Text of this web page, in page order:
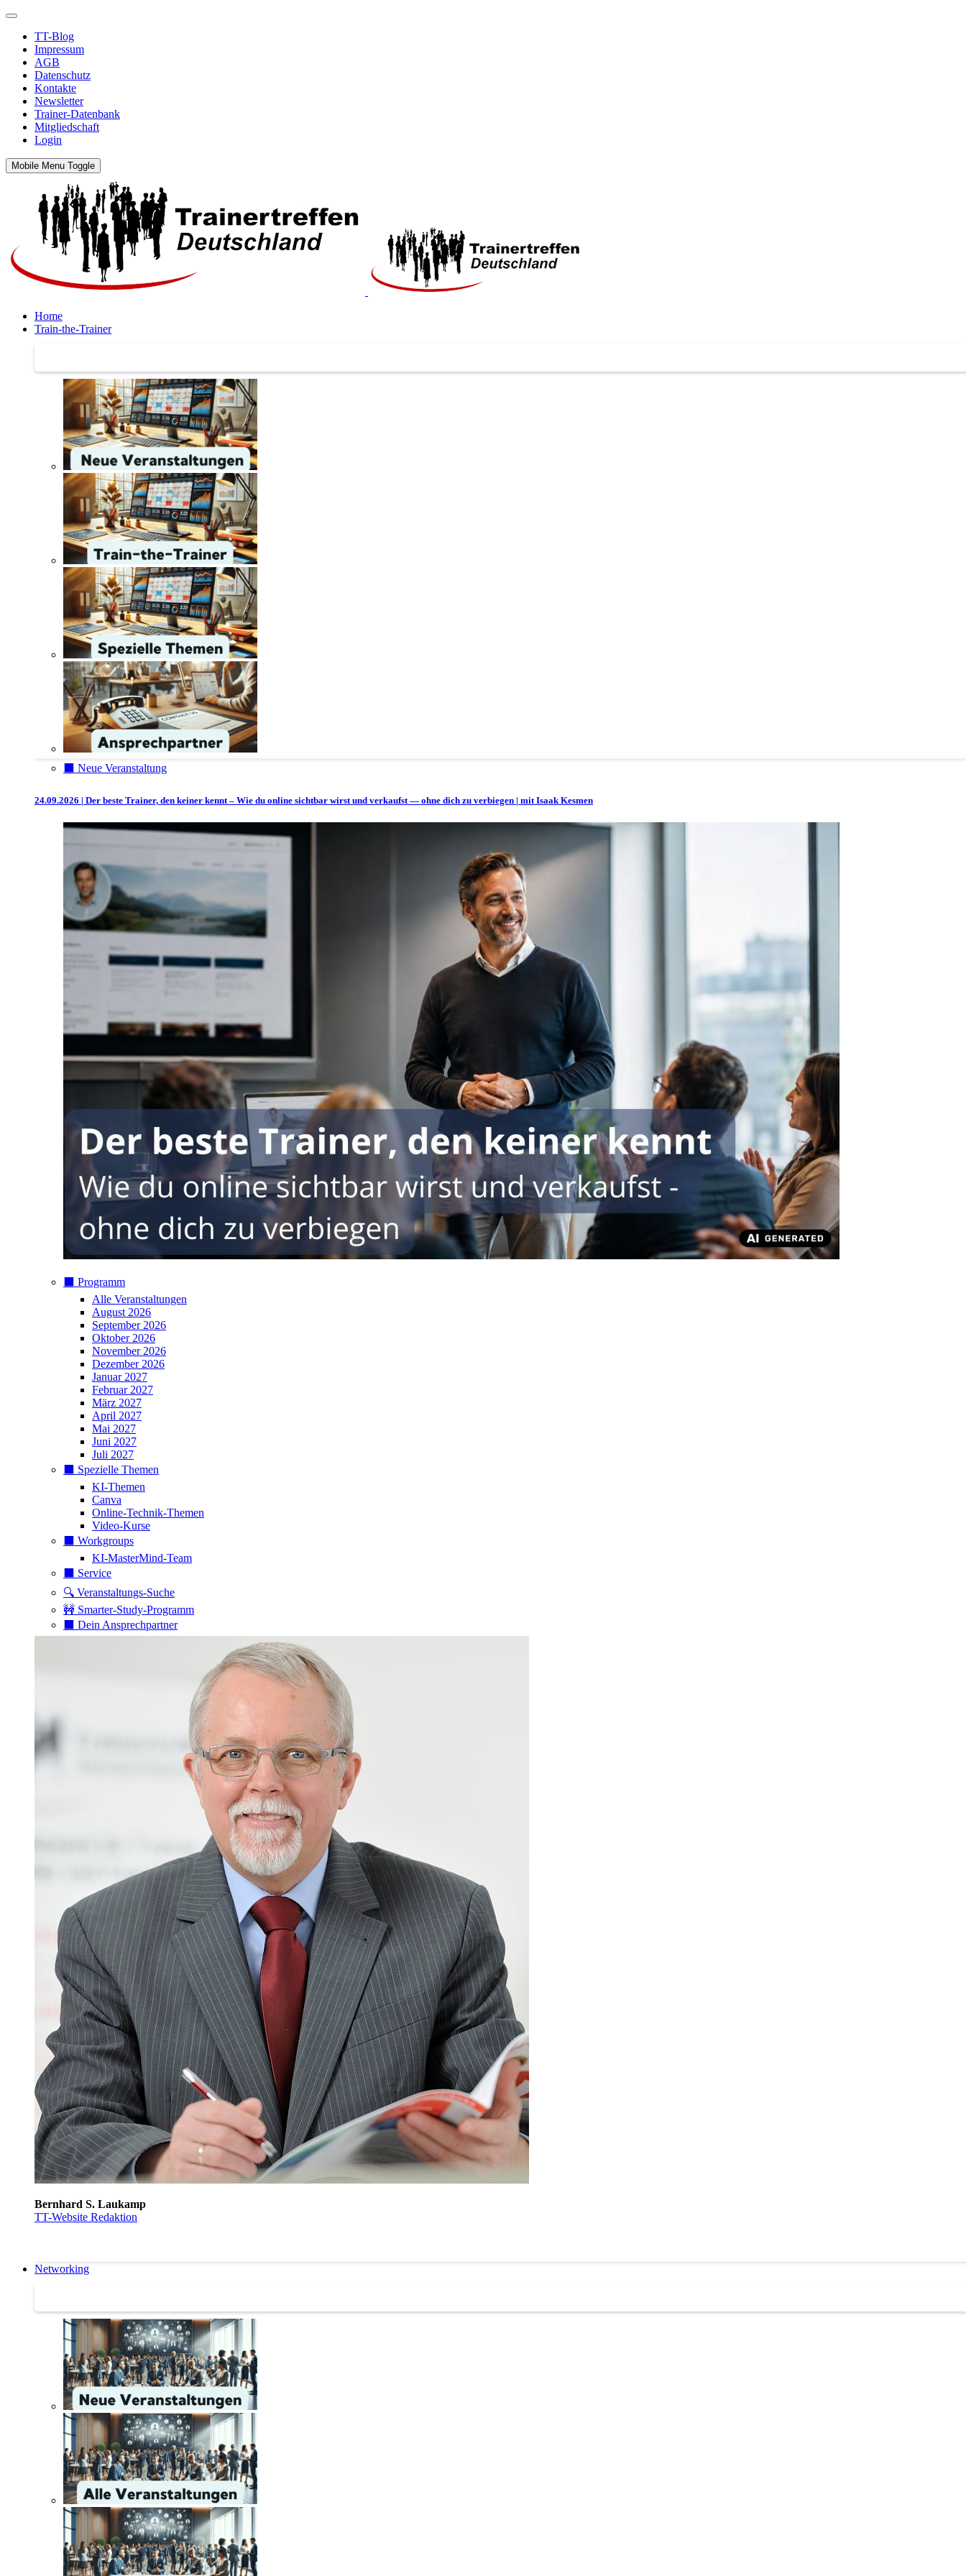
TT-Blog
Impressum
AGB
Datenschutz
Kontakte
Newsletter
Trainer-Datenbank
Mitgliedschaft
Login
Mobile Menu Toggle
Home
Train-the-Trainer
⬛️ Neue Veranstaltung
24.09.2026 | Der beste Trainer, den keiner kennt – Wie du online sichtbar wirst und verkaufst — ohne dich zu verbiegen | mit Isaak Kesmen
⬛️ Programm
Alle Veranstaltungen
August 2026
September 2026
Oktober 2026
November 2026
Dezember 2026
Januar 2027
Februar 2027
März 2027
April 2027
Mai 2027
Juni 2027
Juli 2027
⬛️ Spezielle Themen
KI-Themen
Canva
Online-Technik-Themen
Video-Kurse
⬛️ Workgroups
KI-MasterMind-Team
⬛️ Service
🔍 Veranstaltungs-Suche
🚧 Smarter-Study-Programm
⬛️ Dein Ansprechpartner
Bernhard S. Laukamp
TT-Website Redaktion
Networking